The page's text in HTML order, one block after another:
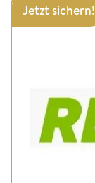
Jetzt sichern!